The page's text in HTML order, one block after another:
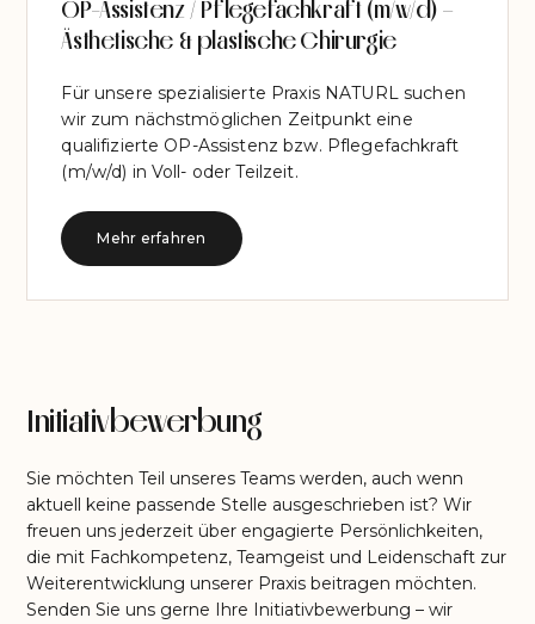
OP-Assistenz / Pflegefachkraft (m/w/d) –
Ästhetische & plastische Chirurgie
Für unsere spezialisierte Praxis NATURL suchen
wir zum nächstmöglichen Zeitpunkt eine
qualifizierte OP-Assistenz bzw. Pflegefachkraft
(m/w/d) in Voll- oder Teilzeit.
Mehr erfahren
Initiativbewerbung
Sie möchten Teil unseres Teams werden, auch wenn
aktuell keine passende Stelle ausgeschrieben ist? Wir
freuen uns jederzeit über engagierte Persönlichkeiten,
die mit Fachkompetenz, Teamgeist und Leidenschaft zur
Weiterentwicklung unserer Praxis beitragen möchten.
Senden Sie uns gerne Ihre Initiativbewerbung – wir